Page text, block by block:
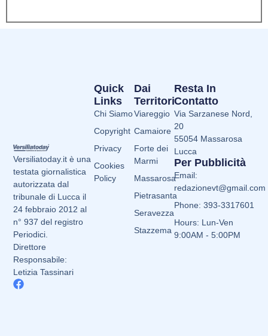
Versiliatoday.it è una
testata giornalistica
autorizzata dal
tribunale di Lucca il
24 febbraio 2012 al
n° 937 del registro
Periodici.
Direttore
Responsabile:
Letizia Tassinari
Dai
Territori
Viareggio
Camaiore
Forte dei
Marmi
Massarosa
Pietrasanta
Seravezza
Stazzema
Quick
Links
Chi Siamo
Copyright
Privacy
Cookies
Policy
Resta In
Contatto
Via Sarzanese Nord,
20
55054 Massarosa
Lucca
Per Pubblicità
Email:
redazionevt@gmail.com
Phone: 393-3317601
Hours: Lun-Ven
9:00AM - 5:00PM